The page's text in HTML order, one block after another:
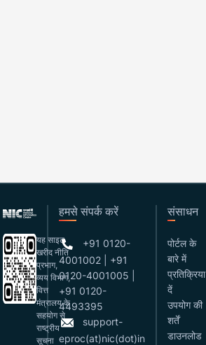
यह साइट
खरीद नीति
प्रभाग,
व्यय विभाग,
वित्त
मंत्रालय के
सहयोग से
राष्ट्रीय
सूचना
हमसे संपर्क करें
+91 0120-
4001002 | +91
0120-4001005 |
+91 0120-
4493395
support-
eproc(at)nic(dot)in
संसाधन
पोर्टल के
बारे में
प्रतिक्रिया
दें
उपयोग की
शर्तें
डाउनलोड